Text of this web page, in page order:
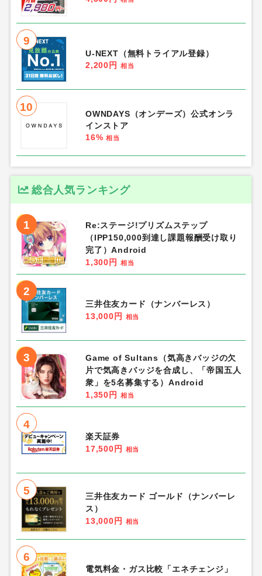
9
U-NEXT（無料トライアル登録）
2,200円
相当
10
OWNDAYS（オンデーズ）公式オンラ
インストア
16% 相当
総合人気ランキング
1
Re:ステージ!プリズムステップ
（IPP150,000到達し課題報酬受け取り
完了）Android
1,300円
相当
2
三井住友カード（ナンバーレス）
13,000円
相当
3
Game of Sultans（気高きバッジの欠
片で気高きバッジを合成し、「帝国五人
衆」を5名募集する）Android
1,350円
相当
4
楽天証券
17,500円
相当
5
三井住友カード ゴールド（ナンバーレ
ス）
13,000円
相当
6
電気料金・ガス比較「エネチェンジ」